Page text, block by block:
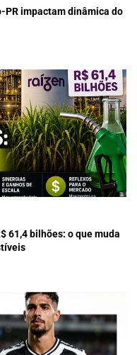
impactam dinâmica do
61,4 bilhões: o que muda